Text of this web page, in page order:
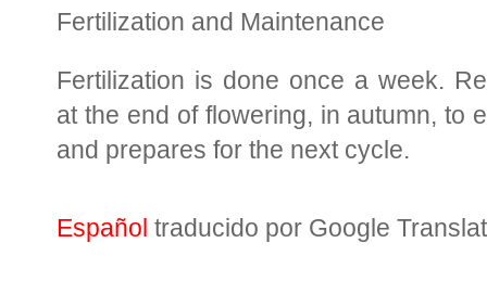
Fertilization and Maintenance
Fertilization is done once a week.
at the end of flowering, in autumn, to
and prepares for the next cycle.
Español traducido por Google